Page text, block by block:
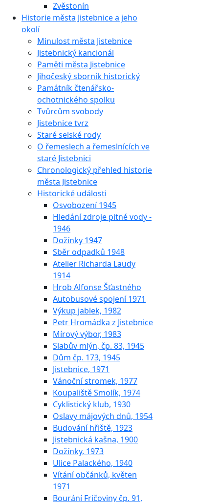
Zvěstonín
Historie města Jistebnice a jeho
okolí
Minulost města Jistebnice
Jistebnický kancionál
Paměti města Jistebnice
Jihočeský sborník historický
Památník čtenářsko-
ochotnického spolku
Tvůrcům svobody
Jistebnice tvrz
Staré selské rody
O řemeslech a řemeslnících ve
staré Jistebnici
Chronologický přehled historie
města Jistebnice
Historické události
Osvobození 1945
Hledání zdroje pitné vody -
1946
Dožínky 1947
Sběr odpadků 1948
Atelier Richarda Laudy
1914
Hrob Alfonse Šťastného
Autobusové spojení 1971
Výkup jablek, 1982
Petr Hromádka z Jistebnice
Mírový výbor, 1983
Slabův mlýn, čp. 83, 1945
Dům čp. 173, 1945
Jistebnice, 1971
Vánoční stromek, 1977
Koupaliště Smolík, 1974
Cyklistický klub, 1930
Oslavy májových dnů, 1954
Budování hřiště, 1923
Jistebnická kašna, 1900
Dožínky, 1973
Ulice Palackého, 1940
Vítání občánků, květen
1971
Bourání Fričoviny čp. 91,